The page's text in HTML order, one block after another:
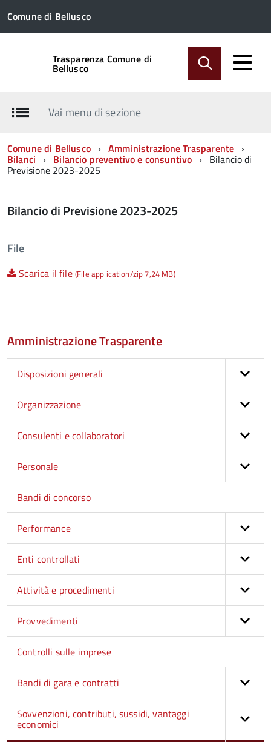
Comune di Bellusco
Trasparenza Comune di
Bellusco
Vai menu di sezione
Comune di Bellusco Amministrazione Trasparente
Bilanci Bilancio preventivo e consuntivo Bilancio di
Previsione 2023-2025
Bilancio di Previsione 2023-2025
File
Scarica il file (File application/zip 7,24 MB)
Amministrazione Trasparente
Disposizioni generali
Organizzazione
Consulenti e collaboratori
Personale
Bandi di concorso
Performance
Enti controllati
Attività e procedimenti
Provvedimenti
Controlli sulle imprese
Bandi di gara e contratti
Sovvenzioni, contributi, sussidi, vantaggi
economici